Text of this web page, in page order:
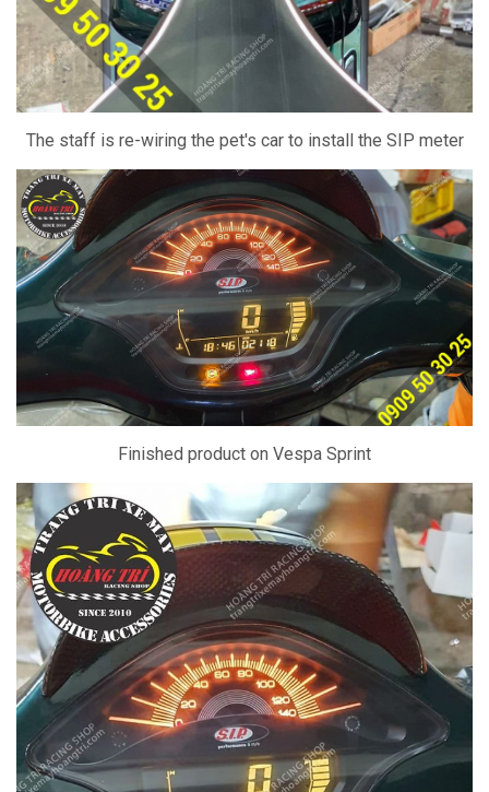
The staff is re-wiring the pet's car to install the SIP meter
Finished product on Vespa Sprint